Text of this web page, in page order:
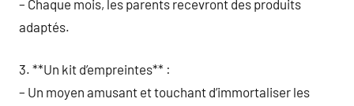
– Chaque mois, les parents recevront des produits
adaptés.
3. **Un kit d’empreintes** :
– Un moyen amusant et touchant d’immortaliser les